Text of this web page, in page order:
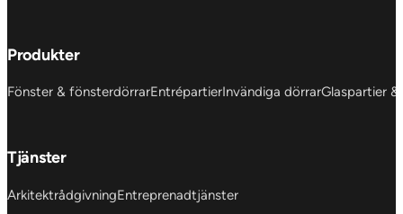
Produkter
Fönster & fönsterdörrarEntrépartierInvändiga dörrarGlaspartier
Tjänster
ArkitektrådgivningEntreprenadtjänster